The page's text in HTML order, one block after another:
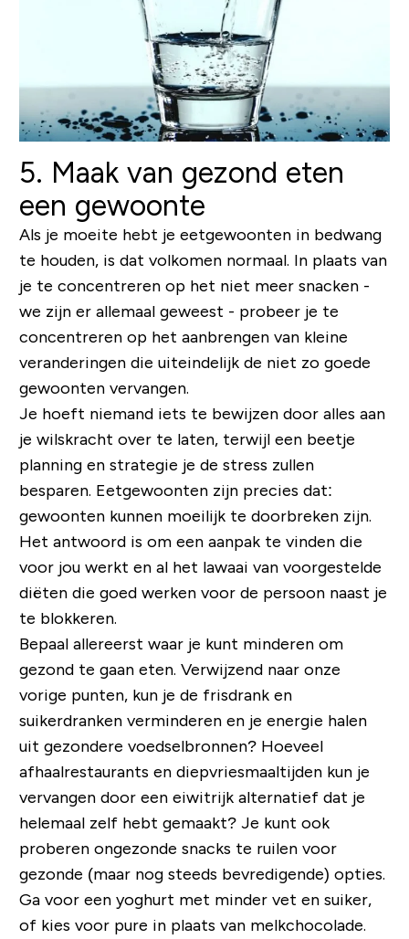
5. Maak van gezond eten
een gewoonte
Als je moeite hebt je eetgewoonten in bedwang
te houden, is dat volkomen normaal. In plaats van
je te concentreren op het niet meer snacken -
we zijn er allemaal geweest - probeer je te
concentreren op het aanbrengen van kleine
veranderingen die uiteindelijk de niet zo goede
gewoonten vervangen.
Je hoeft niemand iets te bewijzen door alles aan
je wilskracht over te laten, terwijl een beetje
planning en strategie je de stress zullen
besparen. Eetgewoonten zijn precies dat:
gewoonten kunnen moeilijk te doorbreken zijn.
Het antwoord is om een ​​aanpak te vinden die
voor jou werkt en al het lawaai van voorgestelde
diëten die goed werken voor de persoon naast je
te blokkeren.
Bepaal allereerst waar je kunt minderen om
gezond te gaan eten. Verwijzend naar onze
vorige punten, kun je de frisdrank en
suikerdranken verminderen en je energie halen
uit gezondere voedselbronnen? Hoeveel
afhaalrestaurants en diepvriesmaaltijden kun je
vervangen door een eiwitrijk alternatief dat je
helemaal zelf hebt gemaakt? Je kunt ook
proberen ongezonde snacks te ruilen voor
gezonde (maar nog steeds bevredigende) opties.
Ga voor een yoghurt met minder vet en suiker,
of kies voor pure in plaats van melkchocolade.